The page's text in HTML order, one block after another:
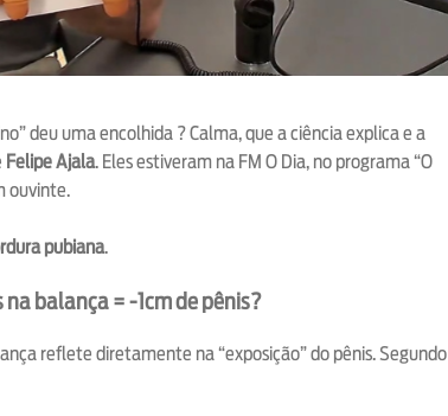
deu uma encolhida ? Calma, que a ciência explica e a
Felipe Ajala. Eles estiveram na FM O Dia, no programa “O
ouvinte.
pubiana.
balança = -1cm de pênis?
reflete diretamente na “exposição” do pênis. Segundo